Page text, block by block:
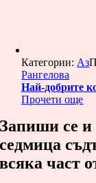
Категории: Аз
Рангелова
Най-добрите
Прочети още
Запиши се
седмица
всяка част